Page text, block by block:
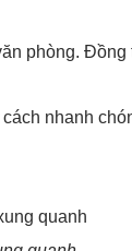
phòng. Đồng
nhanh